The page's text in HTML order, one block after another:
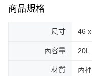
商品規格
尺寸 46
內容量 20L
材質
內